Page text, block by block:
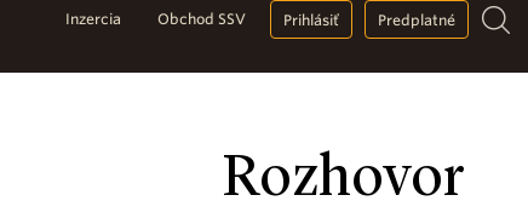
Rozhovor
Inzercia Obchod SSV Prihlásiť Predplatné